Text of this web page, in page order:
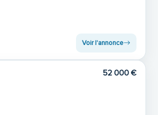
Voir l'annonce
52 000 €